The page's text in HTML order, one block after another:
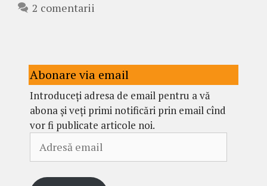
2 comentarii
Abonare via email
Introduceți adresa de email pentru a vă
abona și veți primi notificări prin email cînd
vor fi publicate articole noi.
email